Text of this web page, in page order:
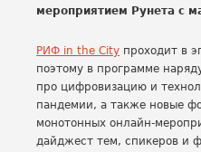
мероприятием Рунета с
РИФ in the City проходит в
поэтому в программе
про цифровизацию и
пандемии, а также новые
монотонных онлайн-
дайджест тем, спикеров и